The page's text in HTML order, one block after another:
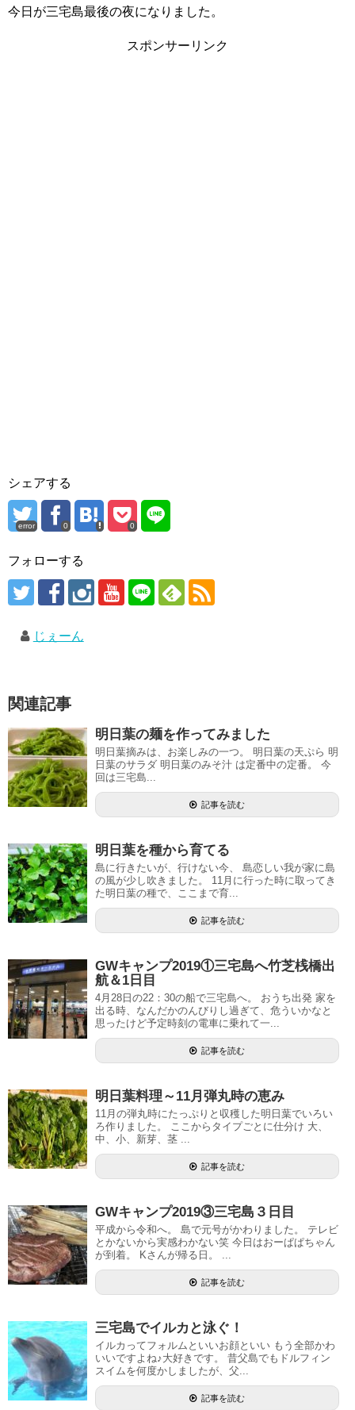
今日が三宅島最後の夜になりました。
スポンサーリンク
シェアする
error 0 0
フォローする
じぇーん
関連記事
明日葉の麺を作ってみました
明日葉摘みは、お楽しみの一つ。 明日葉の天ぷら 明
日葉のサラダ 明日葉のみそ汁 は定番中の定番。 今
回は三宅島...
記事を読む
明日葉を種から育てる
島に行きたいが、行けない今、 島恋しい我が家に島
の風が少し吹きました。 11月に行った時に取ってき
た明日葉の種で、ここまで育...
記事を読む
GWキャンプ2019①三宅島へ竹芝桟橋出
航＆1日目
4月28日の22：30の船で三宅島へ。 おうち出発 家を
出る時、なんだかのんびりし過ぎて、危ういかなと
思ったけど予定時刻の電車に乗れて一...
記事を読む
明日葉料理～11月弾丸時の恵み
11月の弾丸時にたっぷりと収穫した明日葉でいろい
ろ作りました。 ここからタイプごとに仕分け 大、
中、小、新芽、茎 ...
記事を読む
GWキャンプ2019③三宅島３日目
平成から令和へ。 島で元号がかわりました。 テレビ
とかないから実感わかない笑 今日はおーぱぱちゃん
が到着。 Kさんが帰る日。 ...
記事を読む
三宅島でイルカと泳ぐ！
イルカってフォルムといいお顔といい もう全部かわ
いいですよね♪大好きです。 昔父島でもドルフィン
スイムを何度かしましたが、父...
記事を読む